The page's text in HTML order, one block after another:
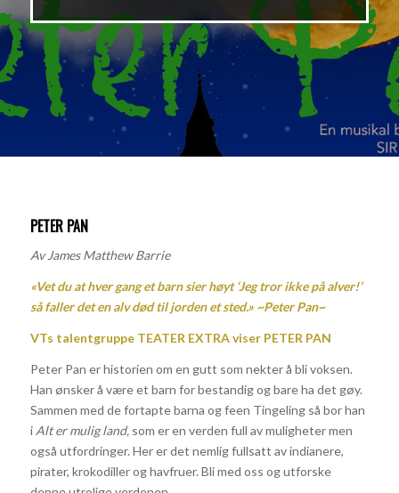
PETER PAN
Av James Matthew Barrie
«Vet du at hver gang et barn sier høyt ‘Jeg tror ikke på alver!’
så faller det en alv død til jorden et sted.» ~Peter Pan~
VTs talentgruppe TEATER EXTRA viser PETER PAN
Peter Pan er historien om en gutt som nekter å bli voksen.
Han ønsker å være et barn for bestandig og bare ha det gøy.
Sammen med de fortapte barna og feen Tingeling så bor han
i Alt er mulig land, som er en verden full av muligheter men
også utfordringer. Her er det nemlig fullsatt av indianere,
pirater, krokodiller og havfruer. Bli med oss og utforske